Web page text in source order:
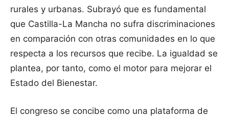
rurales y urbanas. Subrayó que es fundamental
que Castilla-La Mancha no sufra discriminaciones
en comparación con otras comunidades en lo que
respecta a los recursos que recibe. La igualdad se
plantea, por tanto, como el motor para mejorar el
Estado del Bienestar.
El congreso se concibe como una plataforma de